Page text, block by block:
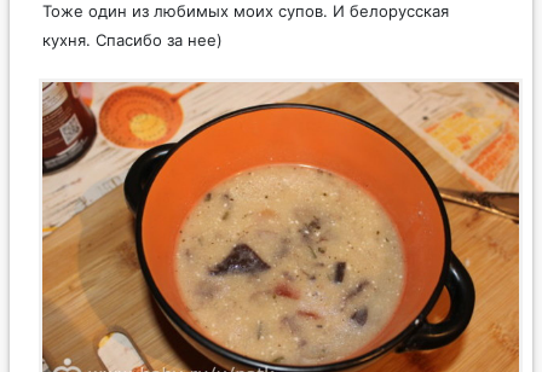
Тоже один из любимых моих супов. И белорусская
кухня. Спасибо за нее)